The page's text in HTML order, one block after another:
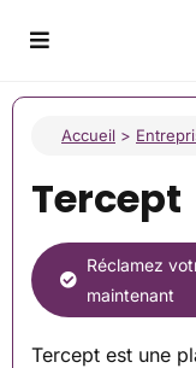
Accueil >
Tercept
Réclamez
maintenant
Tercept est une